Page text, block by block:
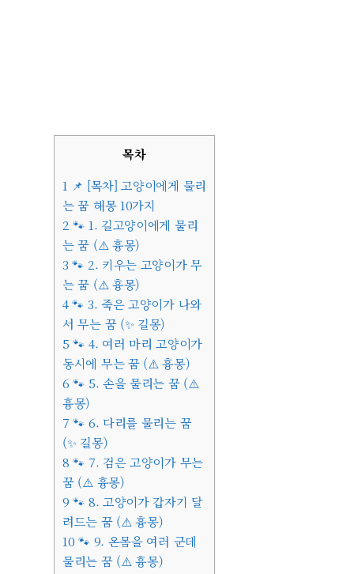
목차
1 📌 [목차] 고양이에게 물리
는 꿈 해몽 10가지
2 🐾 1. 길고양이에게 물리
는 꿈 (⚠️ 흉몽)
3 🐾 2. 키우는 고양이가 무
는 꿈 (⚠️ 흉몽)
4🐾 3. 죽은 고양이가 나와
서 무는 꿈 (✨ 길몽)
5 🐾 4. 여러 마리 고양이가
동시에 무는 꿈 (⚠️ 흉몽)
6 🐾 5. 손을 물리는 꿈 (⚠️
흉몽)
7 🐾 6. 다리를 물리는 꿈
(✨ 길몽)
8 🐾 7. 검은 고양이가 무는
꿈 (⚠️ 흉몽)
9 🐾 8. 고양이가 갑자기 달
려드는 꿈 (⚠️ 흉몽)
10 🐾 9. 온몸을 여러 군데
물리는 꿈 (⚠️ 흉몽)